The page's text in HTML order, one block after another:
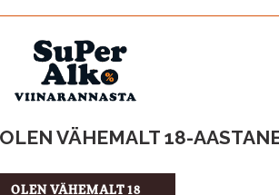
VÄHEMALT 18-
OLEN VÄHEMALT 18
ÜHIKU HIND
KOGUS KASTIS